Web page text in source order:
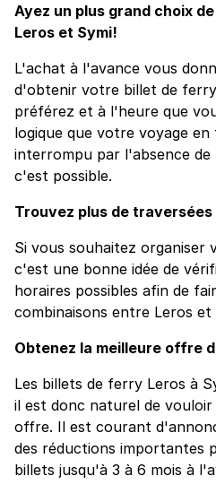
Ayez un plus grand choix
Leros et Symi!
L'achat à l'avance vous
d'obtenir votre billet de
préférez et à l'heure que
logique que votre voyage
interrompu par l'absence de
c'est possible.
Trouvez plus de
Si vous souhaitez organiser
c'est une bonne idée de
horaires possibles afin de
combinaisons entre Leros et
Obtenez la meilleure offre
Les billets de ferry Leros à
il est donc naturel de
offre. Il est courant
des réductions importantes
billets jusqu'à 3 à 6 mois à